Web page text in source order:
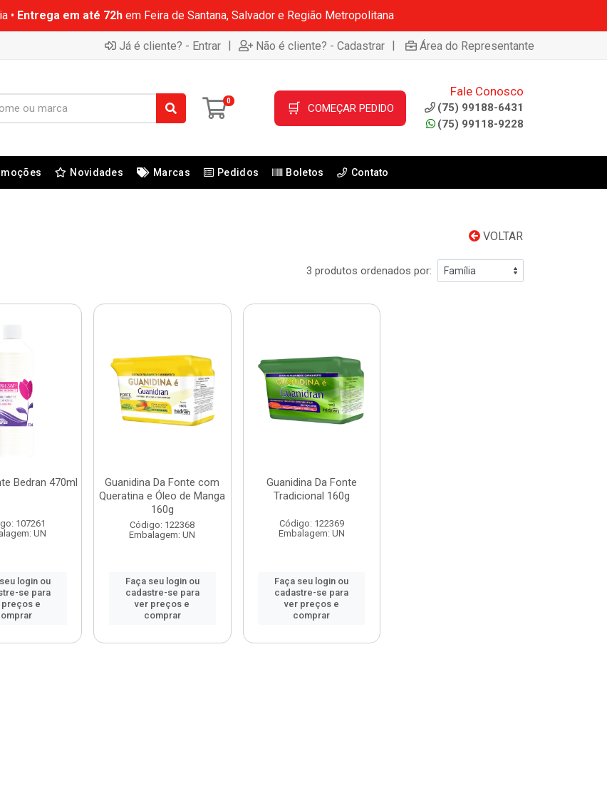
• Entrega em até 72hem Feira de Santana, Salvador e Região Metropolitana
Já é cliente? - Entrar | Não é cliente? - Cadastrar | Área do Representante
0 🛒 COMEÇAR PEDIDO
Fale Conosco
(75) 99188-6431
(75) 99118-9228
Novidades Marcas Pedidos Boletos Contato
VOLTAR
3 produtos ordenados por:
Bedran 470ml
107261
UN
login ou
se para
preços e
Guanidina Da Fonte com
Queratina e Óleo de Manga
160g
Código: 122368
Embalagem: UN
Faça seu login ou
cadastre-se para
ver preços e
comprar
Guanidina Da Fonte
Tradicional 160g
Código: 122369
Embalagem: UN
Faça seu login ou
cadastre-se para
ver preços e
comprar